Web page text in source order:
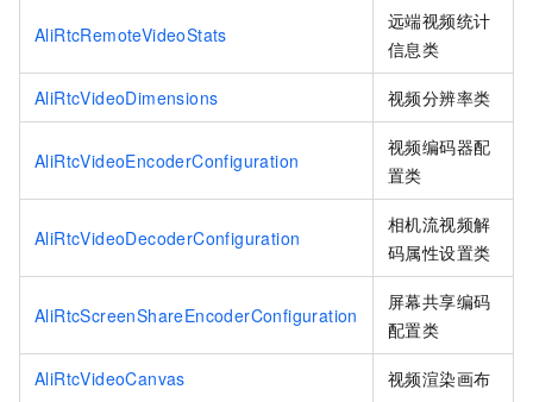
AliRtcRemoteVideoStats
远端视频统计
信息类
AliRtcVideoDimensions 视频分辨率类
AliRtcVideoEncoderConfiguration
视频编码器配
置类
AliRtcVideoDecoderConfiguration
相机流视频解
码属性设置类
AliRtcScreenShareEncoderConfiguration
屏幕共享编码
配置类
AliRtcVideoCanvas 视频渲染画布